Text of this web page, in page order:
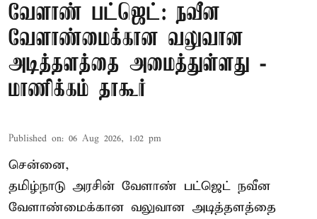
வேளாண் பட்ஜெட்: நவீன
வேளாண்மைக்கான வலுவான
அடித்தளத்தை அமைத்துள்ளது -
மாணிக்கம் தாகூர்
Published on: 06 Aug 2026, 1:02 pm
சென்னை,
தமிழ்நாடு அரசின் வேளாண் பட்ஜெட் நவீன
வேளாண்மைக்கான வலுவான அடித்தளத்தை